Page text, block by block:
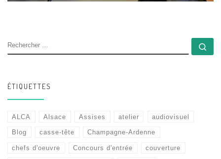
RECHERCHER
ÉTIQUETTES
ALCA Alsace Assises atelier audiovisuel
Blog casse-tête Champagne-Ardenne
chefs d'oeuvre Concours d'entrée couverture